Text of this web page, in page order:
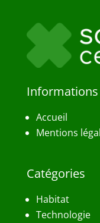
Informations
Accueil
Mentions
Catégories
Habitat
Technologie